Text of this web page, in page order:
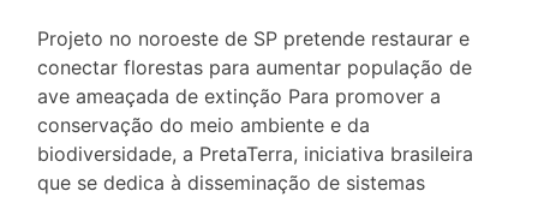
Projeto no noroeste de SP pretende restaurar e
conectar florestas para aumentar população de
ave ameaçada de extinção Para promover a
conservação do meio ambiente e da
biodiversidade, a PretaTerra, iniciativa brasileira
que se dedica à disseminação de sistemas